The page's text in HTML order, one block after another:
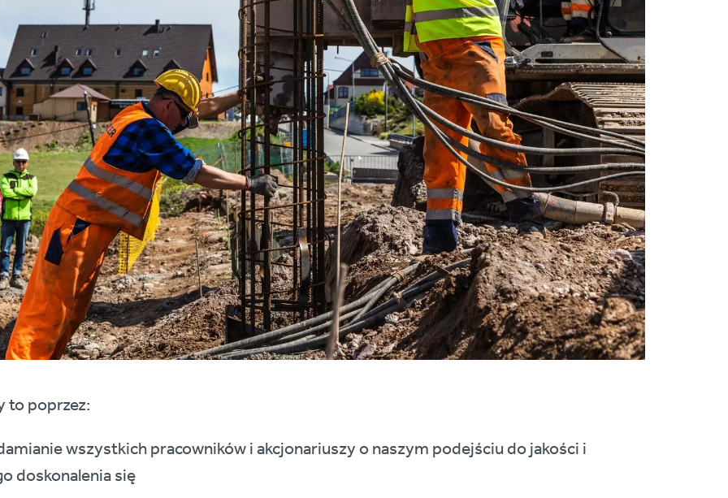
to poprzez:
wszystkich pracowników i akcjonariuszy o naszym podejściu do jakości i
doskonalenia się